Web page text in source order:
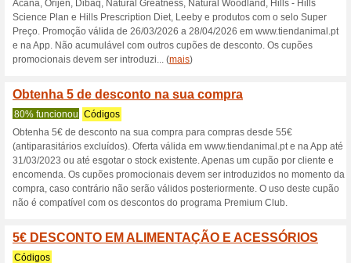
Descontos e
Obtenha 5,00 € de
Códigos
PROMOÇÃO - obtenha 8€